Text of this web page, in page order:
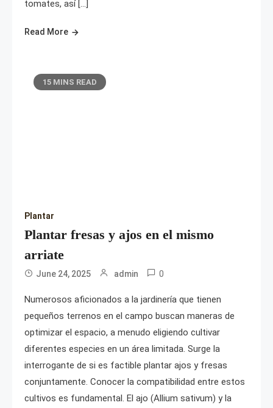
tomates, así […]
Read More
15 MINS READ
Plantar
Plantar fresas y ajos en el mismo
arriate
June 24, 2025 admin 0
Numerosos aficionados a la jardinería que tienen
pequeños terrenos en el campo buscan maneras de
optimizar el espacio, a menudo eligiendo cultivar
diferentes especies en un área limitada. Surge la
interrogante de si es factible plantar ajos y fresas
conjuntamente. Conocer la compatibilidad entre estos
cultivos es fundamental. El ajo (Allium sativum) y la